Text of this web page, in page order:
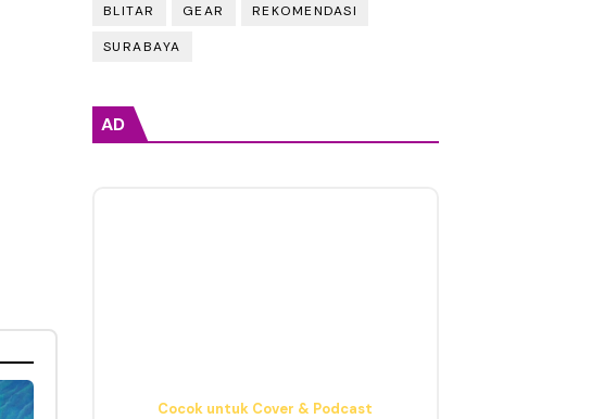
BLITAR GEAR REKOMENDASI
SURABAYA
AD
Nyaman & Detail